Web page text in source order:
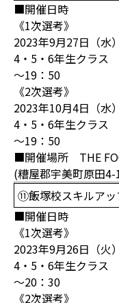
■開催日時
《1次選考》
2023年9月27日（水）
4・5・6年生クラ
～19：50
《2次選考》
2023年10月4日（水）
4・5・6年生クラ
～19：50
■開催場所 THE
(糟屋郡宇美町原田4-
⑪飯塚校スキルアッ
■開催日時
《1次選考》
2023年9月26日（火）
4・5・6年生クラ
～20：30
《2次選考》